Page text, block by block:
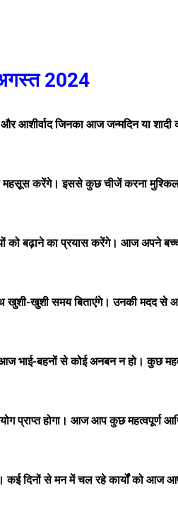
2024
आशीर्वाद जिनका आज जन्मदिन या शादी
करेंगे। इससे कुछ चीजें करना मुश्किल
बढ़ाने का प्रयास करेंगे। आज अपने
खुशी-खुशी समय बिताएंगे। उनकी मदद
भाई-बहनों से कोई अनबन न हो। कुछ
प्राप्त होगा। आज आप कुछ महत्वपूर्ण
दिनों से मन में चल रहे कार्यों को आज